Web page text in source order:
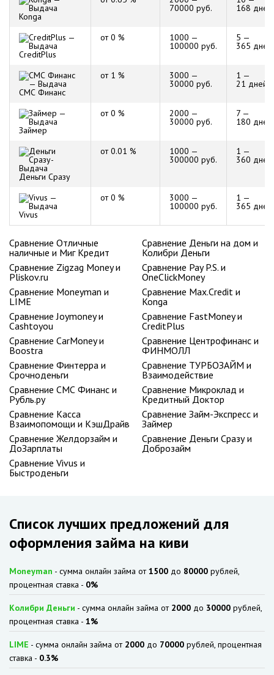
Konga
70000 руб. 168 дней
CreditPlus
от 0 % 1000 —
100000 руб.
5 —
365 дней
СМС Финанс
от 1 % 3000 —
30000 руб.
1 —
21 дней
Займер
от 0 % 2000 —
30000 руб.
7 —
180 дней
Деньги Сразу
от 0.01 % 1000 —
300000 руб.
1 —
360 дней
Vivus
от 0 % 3000 —
100000 руб.
1 —
365 дней
Сравнение Отличные
наличные и Миг Кредит
Сравнение Деньги на дом и
Колибри Деньги
Сравнение Zigzag Money и
Pliskov.ru
Сравнение Pay P.S. и
OneClickMoney
Сравнение Moneyman и
LIME
Сравнение Max.Credit и
Konga
Сравнение Joymoney и
Cashtoyou
Сравнение FastMoney и
CreditPlus
Сравнение CarMoney и
Boostra
Сравнение Центрофинанс и
ФИНМОЛЛ
Сравнение Финтерра и
Срочноденьги
Сравнение ТУРБОЗАЙМ и
Взаимодействие
Сравнение СМС Финанс и
Рубль.ру
Сравнение Микроклад и
Кредитный Доктор
Сравнение Касса
Взаимопомощи и КэшДрайв
Сравнение Займ-Экспресс и
Займер
Сравнение Желдорзайм и
ДоЗарплаты
Сравнение Деньги Сразу и
Доброзайм
Сравнение Vivus и
Быстроденьги
Список лучших предложений для
оформления займа на киви
Moneyman - сумма онлайн займа от1500 до 80000 рублей,
процентная ставка - 0%
Колибри Деньги - сумма онлайн займа от 2000 до 30000 рублей,
процентная ставка - 1%
LIME - сумма онлайн займа от 2000 до 70000 рублей, процентная
ставка - 0.3%